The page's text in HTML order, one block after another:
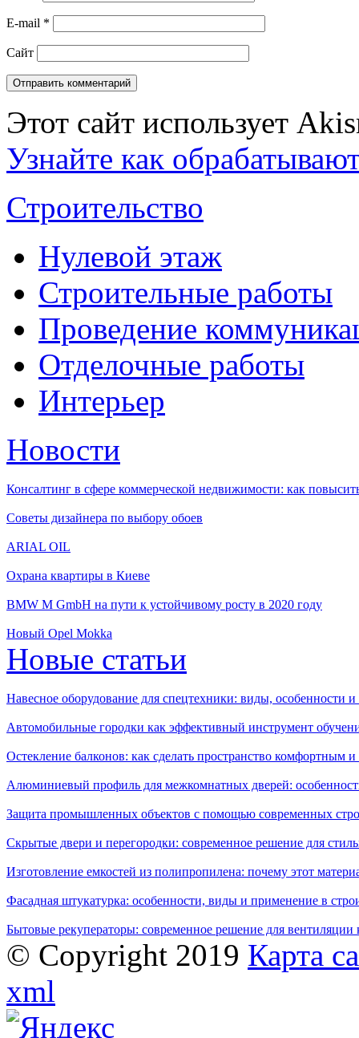
E-mail *
Сайт
Этот сайт использует
Узнайте как
Строительство
Нулевой этаж
Строительные работы
Проведение
Отделочные работы
Интерьер
Новости
Консалтинг в сфере коммерческой недвижимости: как
Советы дизайнера по выбору обоев
ARIAL OIL
Охрана квартиры в Киеве
BMW M GmbH на пути к устойчивому росту в 2020 году
Новый Opel Mokka
Новые статьи
Навесное оборудование для спецтехники: виды, особенности
Автомобильные городки как эффективный инструмент
Остекление балконов: как сделать пространство комфортным
Алюминиевый профиль для межкомнатных дверей:
Защита промышленных объектов с помощью современных
Скрытые двери и перегородки: современное решение для
Изготовление емкостей из полипропилена: почему этот
Фасадная штукатурка: особенности, виды и применение в
Бытовые рекуператоры: современное решение для вентиляции
© Copyright 2019 Карта
xml